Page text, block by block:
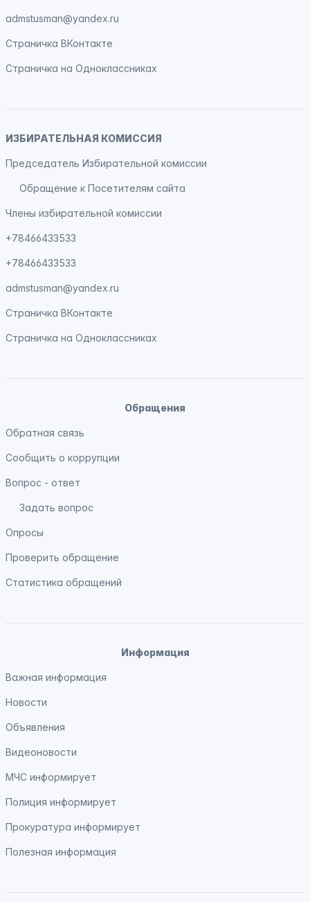
admstusman@yandex.ru
Страничка ВКонтакте
Страничка на Одноклассниках
ИЗБИРАТЕЛЬНАЯ КОМИССИЯ
Председатель Избирательной комиссии
Обращение к Посетителям сайта
Члены избирательной комиссии
+78466433533
+78466433533
admstusman@yandex.ru
Страничка ВКонтакте
Страничка на Одноклассниках
Обращения
Обратная связь
Сообщить о коррупции
Вопрос - ответ
Задать вопрос
Опросы
Проверить обращение
Статистика обращений
Информация
Важная информация
Новости
Объявления
Видеоновости
МЧС информирует
Полиция информирует
Прокуратура информирует
Полезная информация